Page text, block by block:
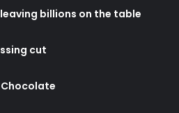
billions on the table
cut
Chocolate